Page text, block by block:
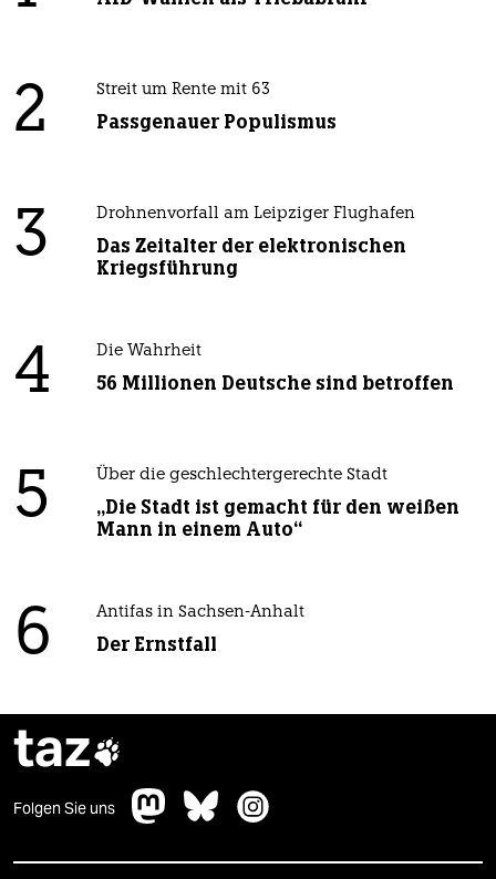
2 Streit um Rente mit 63
Passgenauer Populismus
3 Drohnenvorfall am Leipziger Flughafen
Das Zeitalter der elektronischen
Kriegsführung
4 Die Wahrheit
56 Millionen Deutsche sind betroffen
5 Über die geschlechtergerechte Stadt
„Die Stadt ist gemacht für den weißen
Mann in einem Auto“
6 Antifas in Sachsen-Anhalt
Der Ernstfall
taz
Folgen Sie uns